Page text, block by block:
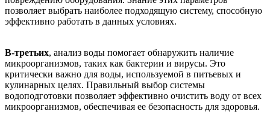
позволяет выбрать наиболее подходящую систему, способную
эффективно работать в данных условиях.
В-третьих, анализ воды помогает обнаружить наличие
микроорганизмов, таких как бактерии и вирусы. Это
критически важно для воды, используемой в питьевых и
кулинарных целях. Правильный выбор системы
водоподготовки позволяет эффективно очистить воду от всех
микроорганизмов, обеспечивая ее безопасность для здоровья.